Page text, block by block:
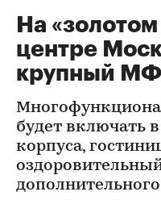
На
центре
крупный
будет включать
корпуса,